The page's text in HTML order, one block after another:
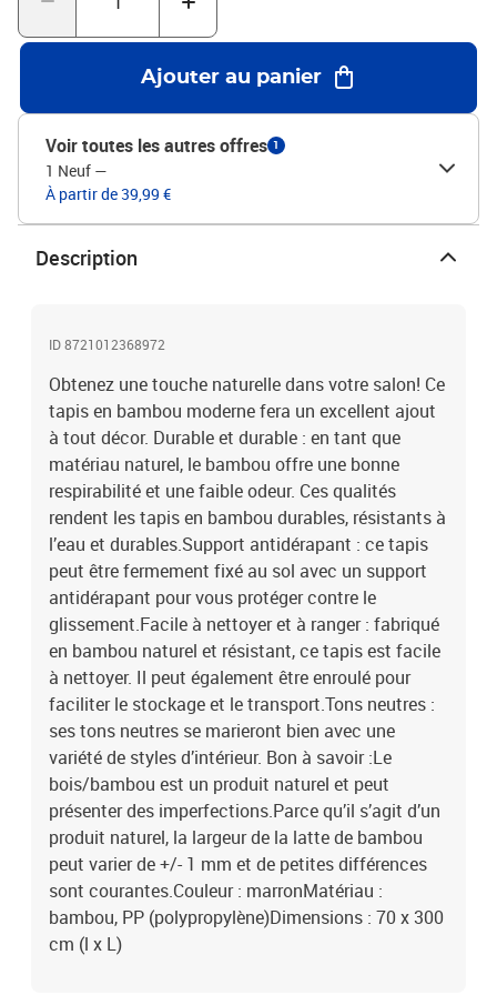
de petites différences sont courantes.Couleur : marronMatériau :
bambou, PP (polypropylène)Dimensions : 70 x 300 cm (l x L)
Ajouter au panier
Voir toutes les autres offres 1
1 Neuf —
À partir de 39,99 €
Description
ID 8721012368972
Obtenez une touche naturelle dans votre salon! Ce
tapis en bambou moderne fera un excellent ajout
à tout décor. Durable et durable : en tant que
matériau naturel, le bambou offre une bonne
respirabilité et une faible odeur. Ces qualités
rendent les tapis en bambou durables, résistants à
l’eau et durables.Support antidérapant : ce tapis
peut être fermement fixé au sol avec un support
antidérapant pour vous protéger contre le
glissement.Facile à nettoyer et à ranger : fabriqué
en bambou naturel et résistant, ce tapis est facile
à nettoyer. Il peut également être enroulé pour
faciliter le stockage et le transport.Tons neutres :
ses tons neutres se marieront bien avec une
variété de styles d’intérieur. Bon à savoir :Le
bois/bambou est un produit naturel et peut
présenter des imperfections.Parce qu’il s’agit d’un
produit naturel, la largeur de la latte de bambou
peut varier de +/- 1 mm et de petites différences
sont courantes.Couleur : marronMatériau :
bambou, PP (polypropylène)Dimensions : 70 x 300
cm (l x L)